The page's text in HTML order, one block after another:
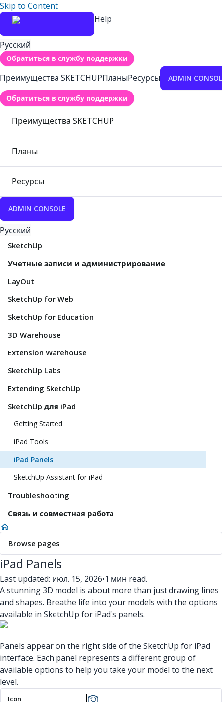
Skip to Content
Help
Русский
Обратиться в службу поддержки
Преимущества SKETCHUPПланыРесурсы ADMIN
Обратиться в службу поддержки
Преимущества SKETCHUP
Планы
Ресурсы
ADMIN CONSOLE
Русский
SketchUp
Учетные записи и администрирование
LayOut
SketchUp for Web
SketchUp for Education
3D Warehouse
Extension Warehouse
SketchUp Labs
Extending SketchUp
SketchUp для iPad
Getting Started
iPad Tools
iPad Panels
SketchUp Assistant for iPad
Troubleshooting
Связь и совместная работа
Browse pages
iPad Panels
Last updated: июл. 15, 2026•1 мин read.
A stunning 3D model is about more than just drawing lines
and shapes. Breathe life into your models with the options
available in SketchUp for iPad's panels.
Panels appear on the right side of the SketchUp for iPad
interface. Each panel represents a different group of
available options to help you take your model to the next
level.
Icon
Learn More